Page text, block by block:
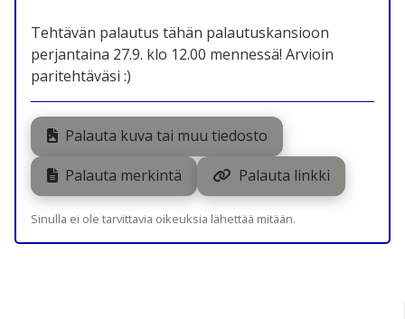
Tehtävän palautus tähän palautuskansioon
perjantaina 27.9. klo 12.00 mennessä! Arvioin
paritehtäväsi :)
Palauta kuva tai muu tiedosto
Palauta merkintä
Palauta linkki
Sinulla ei ole tarvittavia oikeuksia lähettää mitään.